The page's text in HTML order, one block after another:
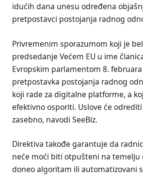
idućih dana unesu određena
pretpostavci postojanja radnog
Privremenim sporazumom koji je
predsedanje Većem EU u ime
Evropskim parlamentom 8.
pretpostavka postojanja radnog
koji rade za digitalne platforme, a
efektivno osporiti. Uslove će
zasebno, navodi SeeBiz.
Direktiva takođe garantuje da
neće moći biti otpušteni na temelju
doneo algoritam ili automatizovani